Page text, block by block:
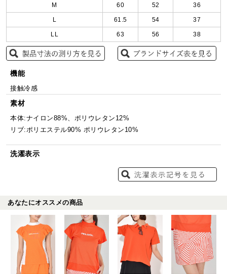
M 60 52 36
L 61.5 54 37
LL 63 56 38
機能
接触冷感
素材
本体:ナイロン88%、ポリウレタン12%
リブ:ポリエステル90% ポリウレタン10%
洗濯表示
あなたにオススメの商品